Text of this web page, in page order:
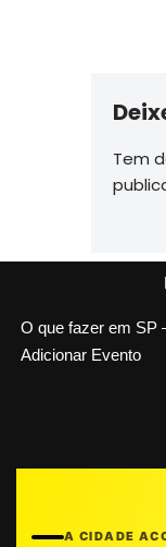
Tem
O que fazer em SP
Adicionar Evento
A CIDADE